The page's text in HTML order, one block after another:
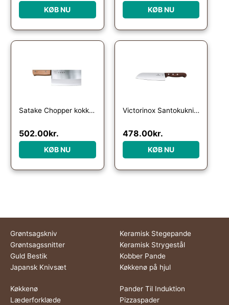
KØB NU KØB NU
Satake Chopper kokkekniv med træhåndtag
502.00kr.
KØB NU
Victorinox Santokukniv 17 cm, wood
478.00kr.
KØB NU
Grøntsagskniv
Grøntsagssnitter
Guld Bestik
Japansk Knivsæt
Keramisk Stegepande
Keramisk Strygestål
Kobber Pande
Køkkenø på hjul
Køkkenø
Læderforklæde
Pander Til Induktion
Pizzaspader